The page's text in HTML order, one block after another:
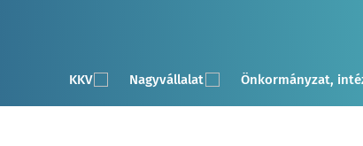
KKV Nagyvállalat Önkormányzat,